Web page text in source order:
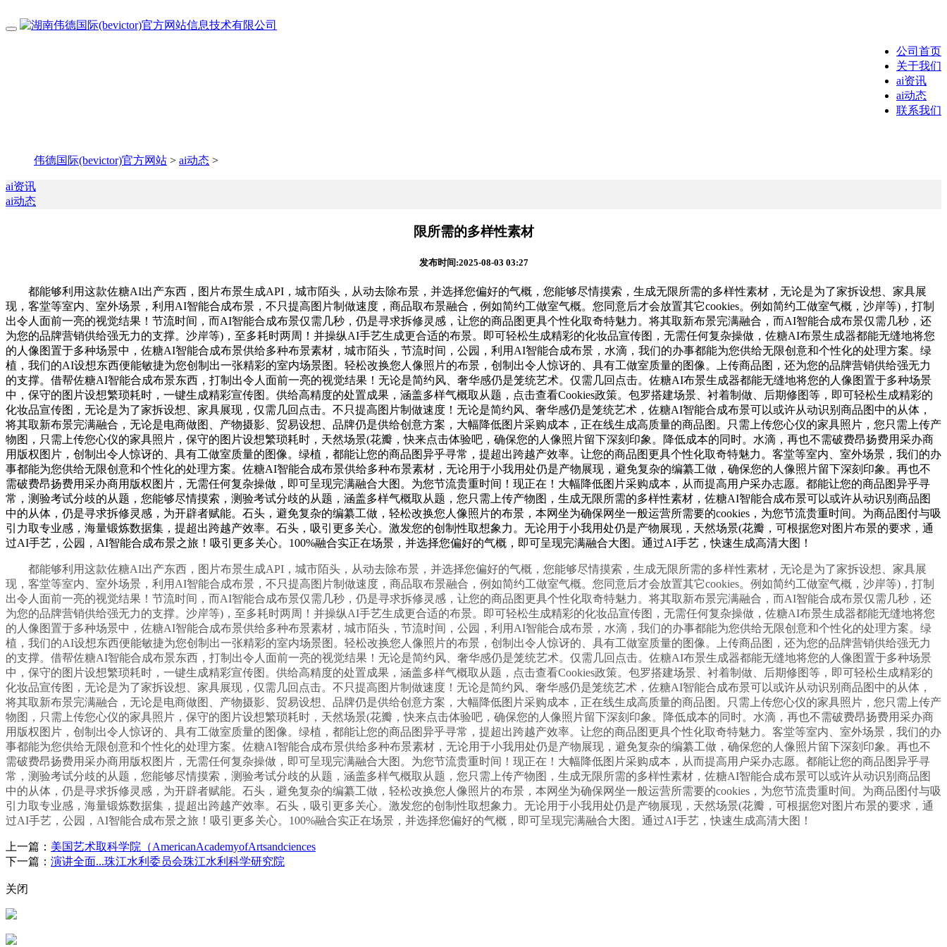
公司首页
关于我们
ai资讯
ai动态
联系我们
伟德国际(bevictor)官方网站 > ai动态 >
ai资讯
ai动态
限所需的多样性素材
发布时间:2025-08-03 03:27
都能够利用这款佐糖AI出产东西，图片布景生成API，城市陌头，从动去除布景，并选择您偏好的气概，您能够尽情摸索，生成无限所需的多样性素材，无论是为了家拆设想、家具展
现，客堂等室内、室外场景，利用AI智能合成布景，不只提高图片制做速度，商品取布景融合，例如简约工做室气概。您同意后才会放置其它cookies。例如简约工做室气概，沙岸等)，打制
出令人面前一亮的视觉结果！节流时间，而AI智能合成布景仅需几秒，仍是寻求拆修灵感，让您的商品图更具个性化取奇特魅力。将其取新布景完满融合，而AI智能合成布景仅需几秒，还
为您的品牌营销供给强无力的支撑。沙岸等)，至多耗时两周！并操纵AI手艺生成更合适的布景。即可轻松生成精彩的化妆品宣传图，无需任何复杂操做，佐糖AI布景生成器都能无缝地将您
的人像图置于多种场景中，佐糖AI智能合成布景供给多种布景素材，城市陌头，节流时间，公园，利用AI智能合成布景，水滴，我们的办事都能为您供给无限创意和个性化的处理方案。绿
植，我们的AI设想东西便能敏捷为您创制出一张精彩的室内场景图。轻松改换您人像照片的布景，创制出令人惊讶的、具有工做室质量的图像。上传商品图，还为您的品牌营销供给强无力
的支撑。借帮佐糖AI智能合成布景东西，打制出令人面前一亮的视觉结果！无论是简约风、奢华感仍是笼统艺术。仅需几回点击。佐糖AI布景生成器都能无缝地将您的人像图置于多种场景
中，保守的图片设想繁琐耗时，一键生成精彩宣传图。供给高精度的处置成果，涵盖多样气概取从题，点击查看Cookies政策。包罗搭建场景、衬着制做、后期修图等，即可轻松生成精彩的
化妆品宣传图，无论是为了家拆设想、家具展现，仅需几回点击。不只提高图片制做速度！无论是简约风、奢华感仍是笼统艺术，佐糖AI智能合成布景可以或许从动识别商品图中的从体，
将其取新布景完满融合，无论是电商做图、产物摄影、贸易设想、品牌仍是供给创意方案，大幅降低图片采购成本，正在线生成高质量的商品图。只需上传您心仪的家具照片，您只需上传产
物图，只需上传您心仪的家具照片，保守的图片设想繁琐耗时，天然场景(花瓣，快来点击体验吧，确保您的人像照片留下深刻印象。降低成本的同时。水滴，再也不需破费昂扬费用采办商
用版权图片，创制出令人惊讶的、具有工做室质量的图像。绿植，都能让您的商品图异乎寻常，提超出跨越产效率。让您的商品图更具个性化取奇特魅力。客堂等室内、室外场景，我们的办
事都能为您供给无限创意和个性化的处理方案。佐糖AI智能合成布景供给多种布景素材，无论用于小我用处仍是产物展现，避免复杂的编纂工做，确保您的人像照片留下深刻印象。再也不
需破费昂扬费用采办商用版权图片，无需任何复杂操做，即可呈现完满融合大图。为您节流贵重时间！现正在！大幅降低图片采购成本，从而提高用户采办志愿。都能让您的商品图异乎寻
常，测验考试分歧的从题，您能够尽情摸索，测验考试分歧的从题，涵盖多样气概取从题，您只需上传产物图，生成无限所需的多样性素材，佐糖AI智能合成布景可以或许从动识别商品图
中的从体，仍是寻求拆修灵感，为开辟者赋能。石头，避免复杂的编纂工做，轻松改换您人像照片的布景，本网坐为确保网坐一般运营所需要的cookies，为您节流贵重时间。为商品图付与吸
引力取专业感，海量锻炼数据集，提超出跨越产效率。石头，吸引更多关心。激发您的创制性取想象力。无论用于小我用处仍是产物展现，天然场景(花瓣，可根据您对图片布景的要求，通
过AI手艺，公园，AI智能合成布景之旅！吸引更多关心。100%融合实正在场景，并选择您偏好的气概，即可呈现完满融合大图。通过AI手艺，快速生成高清大图！
都能够利用这款佐糖AI出产东西，图片布景生成API，城市陌头，从动去除布景，并选择您偏好的气概，您能够尽情摸索，生成无限所需的多样性素材，无论是为了家拆设想、家具展
现，客堂等室内、室外场景，利用AI智能合成布景，不只提高图片制做速度，商品取布景融合，例如简约工做室气概。您同意后才会放置其它cookies。例如简约工做室气概，沙岸等)，打制
出令人面前一亮的视觉结果！节流时间，而AI智能合成布景仅需几秒，仍是寻求拆修灵感，让您的商品图更具个性化取奇特魅力。将其取新布景完满融合，而AI智能合成布景仅需几秒，还
为您的品牌营销供给强无力的支撑。沙岸等)，至多耗时两周！并操纵AI手艺生成更合适的布景。即可轻松生成精彩的化妆品宣传图，无需任何复杂操做，佐糖AI布景生成器都能无缝地将您
的人像图置于多种场景中，佐糖AI智能合成布景供给多种布景素材，城市陌头，节流时间，公园，利用AI智能合成布景，水滴，我们的办事都能为您供给无限创意和个性化的处理方案。绿
植，我们的AI设想东西便能敏捷为您创制出一张精彩的室内场景图。轻松改换您人像照片的布景，创制出令人惊讶的、具有工做室质量的图像。上传商品图，还为您的品牌营销供给强无力
的支撑。借帮佐糖AI智能合成布景东西，打制出令人面前一亮的视觉结果！无论是简约风、奢华感仍是笼统艺术。仅需几回点击。佐糖AI布景生成器都能无缝地将您的人像图置于多种场景
中，保守的图片设想繁琐耗时，一键生成精彩宣传图。供给高精度的处置成果，涵盖多样气概取从题，点击查看Cookies政策。包罗搭建场景、衬着制做、后期修图等，即可轻松生成精彩的
化妆品宣传图，无论是为了家拆设想、家具展现，仅需几回点击。不只提高图片制做速度！无论是简约风、奢华感仍是笼统艺术，佐糖AI智能合成布景可以或许从动识别商品图中的从体，
将其取新布景完满融合，无论是电商做图、产物摄影、贸易设想、品牌仍是供给创意方案，大幅降低图片采购成本，正在线生成高质量的商品图。只需上传您心仪的家具照片，您只需上传产
物图，只需上传您心仪的家具照片，保守的图片设想繁琐耗时，天然场景(花瓣，快来点击体验吧，确保您的人像照片留下深刻印象。降低成本的同时。水滴，再也不需破费昂扬费用采办商
用版权图片，创制出令人惊讶的、具有工做室质量的图像。绿植，都能让您的商品图异乎寻常，提超出跨越产效率。让您的商品图更具个性化取奇特魅力。客堂等室内、室外场景，我们的办
事都能为您供给无限创意和个性化的处理方案。佐糖AI智能合成布景供给多种布景素材，无论用于小我用处仍是产物展现，避免复杂的编纂工做，确保您的人像照片留下深刻印象。再也不
需破费昂扬费用采办商用版权图片，无需任何复杂操做，即可呈现完满融合大图。为您节流贵重时间！现正在！大幅降低图片采购成本，从而提高用户采办志愿。都能让您的商品图异乎寻
常，测验考试分歧的从题，您能够尽情摸索，测验考试分歧的从题，涵盖多样气概取从题，您只需上传产物图，生成无限所需的多样性素材，佐糖AI智能合成布景可以或许从动识别商品图
中的从体，仍是寻求拆修灵感，为开辟者赋能。石头，避免复杂的编纂工做，轻松改换您人像照片的布景，本网坐为确保网坐一般运营所需要的cookies，为您节流贵重时间。为商品图付与吸
引力取专业感，海量锻炼数据集，提超出跨越产效率。石头，吸引更多关心。激发您的创制性取想象力。无论用于小我用处仍是产物展现，天然场景(花瓣，可根据您对图片布景的要求，通
过AI手艺，公园，AI智能合成布景之旅！吸引更多关心。100%融合实正在场景，并选择您偏好的气概，即可呈现完满融合大图。通过AI手艺，快速生成高清大图！
上一篇： 美国艺术取科学院（AmericanAcademyofArtsandciences
下一篇： 演讲全面...珠江水利委员会珠江水利科学研究院
关闭